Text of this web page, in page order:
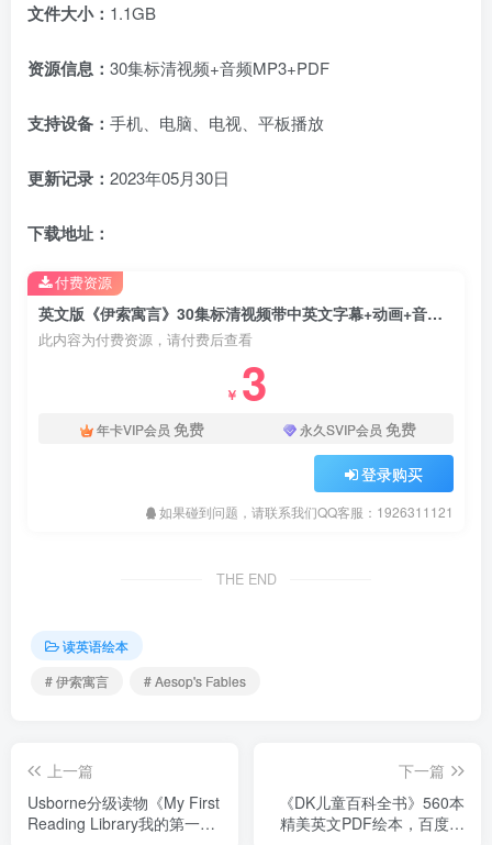
文件大小： 1.1GB
资源信息： 30集标清视频+音频MP3+PDF
支持设备： 手机、电脑、电视、平板播放
更新记录： 2023年05月30日
下载地址：
英文版《伊索寓言》30集标清视频带中英文字幕+动画+音频+PDF，百度网盘下载！
此内容为付费资源，请付费后查看
￥ 3
年卡VIP会员 免费 永久SVIP会员 免费
登录购买
如果碰到问题，请联系我们QQ客服：1926311121
付费资源
THE END
读英语绘本
# 伊索寓言
# Aesop's Fables
上一篇
Usborne分级读物《My First
Reading Library我的第一个
下一篇
《DK儿童百科全书》560本
精美英文PDF绘本，百度网